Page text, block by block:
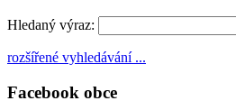
Hledaný výraz:
rozšířené vyhledávání ...
Facebook obce